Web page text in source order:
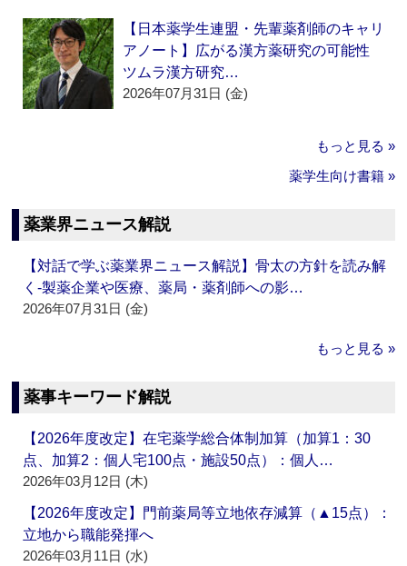
【日本薬学生連盟・先輩薬剤師のキャリ
アノート】広がる漢方薬研究の可能性
ツムラ漢方研究…
2026年07月31日 (金)
もっと見る »
薬学生向け書籍 »
薬業界ニュース解説
【対話で学ぶ薬業界ニュース解説】骨太の方針を読み解
く‐製薬企業や医療、薬局・薬剤師への影…
2026年07月31日 (金)
もっと見る »
薬事キーワード解説
【2026年度改定】在宅薬学総合体制加算（加算1：30
点、加算2：個人宅100点・施設50点）：個人…
2026年03月12日 (木)
【2026年度改定】門前薬局等立地依存減算（▲15点）：
立地から職能発揮へ
2026年03月11日 (水)